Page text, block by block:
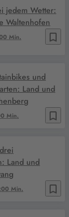
bookmark_border
Min.
jedem Wetter:
Waltenhofen
bookmark_border
Min.
und
Land und
bookmark_border
Min.
Land und